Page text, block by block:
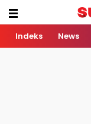
Indeks News